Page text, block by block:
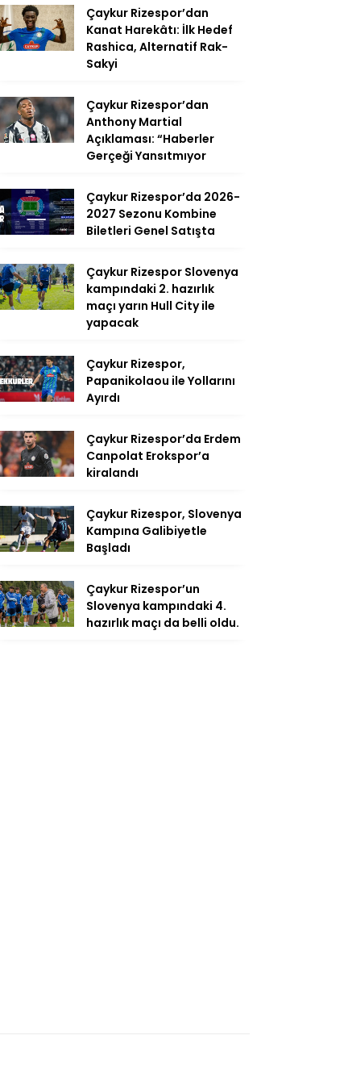
Çaykur Rizespor’dan
Kanat Harekâtı: İlk Hedef
Rashica, Alternatif Rak-
Sakyi
Çaykur Rizespor’dan
Anthony Martial
Açıklaması: “Haberler
Gerçeği Yansıtmıyor
Çaykur Rizespor’da 2026-
2027 Sezonu Kombine
Biletleri Genel Satışta
Çaykur Rizespor Slovenya
kampındaki 2. hazırlık
maçı yarın Hull City ile
yapacak
Çaykur Rizespor,
Papanikolaou ile Yollarını
Ayırdı
Çaykur Rizespor’da Erdem
Canpolat Erokspor’a
kiralandı
Çaykur Rizespor, Slovenya
Kampına Galibiyetle
Başladı
Çaykur Rizespor’un
Slovenya kampındaki 4.
hazırlık maçı da belli oldu.